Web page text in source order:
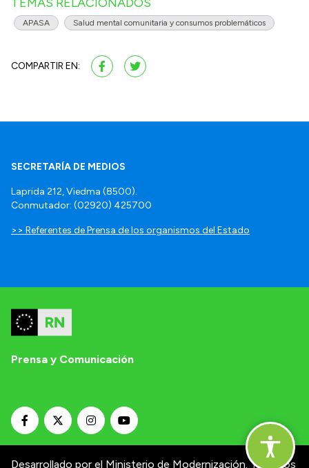
APASA Salud mental comunitaria y consumos problemáticos
COMPARTIR EN:
SECRETARÍA DE MEDIOS
Laprida 212, Viedma (8500).
Conmutador: (02920) 425700
>> Referentes de Prensa de los organismos del Estado
Prensa y Comunicación
Desarrollado por el Ministerio de Modernización. Términos